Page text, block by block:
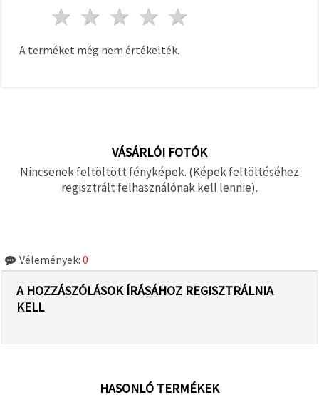
4 csillagok
3 csillagok
2 csillagok
1 csillag
A terméket még nem értékelték.
VÁSÁRLÓI FOTÓK
Nincsenek feltöltött fényképek. (Képek feltöltéséhez
regisztrált felhasználónak kell lennie).
Vélemények: 0
A HOZZÁSZÓLÁSOK ÍRÁSÁHOZ REGISZTRÁLNIA
KELL
HASONLÓ TERMÉKEK